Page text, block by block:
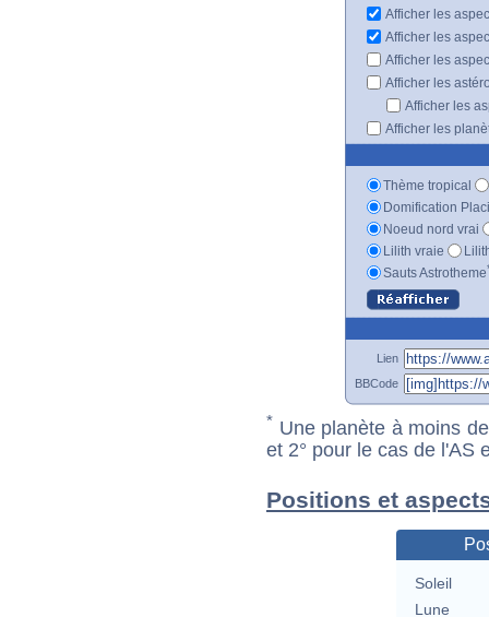
Afficher les
Afficher les
Afficher les
Afficher les
Afficher les
Afficher les
Thème tropical
Domification
Noeud nord vrai
Lilith vraie
Sauts Astrotheme
Lien
BBCode
* Une planète à moins
et 2° pour le cas de l'AS
Positions et
Soleil
Lune